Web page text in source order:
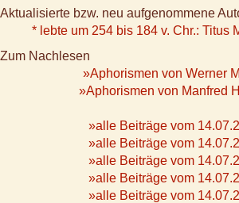
Aktualisierte bzw. neu aufgenommene
* lebte um 254 bis 184 v. Chr.: Titus
Zum Nachlesen
»Aphorismen von Werner
»Aphorismen von Manfred
»alle Beiträge vom
»alle Beiträge vom
»alle Beiträge vom
»alle Beiträge vom
»alle Beiträge vom